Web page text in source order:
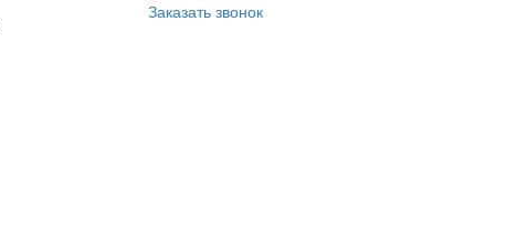
Заказать звонок